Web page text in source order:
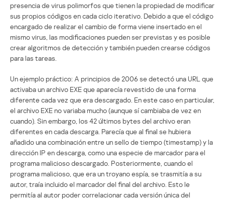
presencia de virus polimorfos que tienen la propiedad de modificar
sus propios códigos en cada ciclo iterativo. Debido a que el código
encargado de realizar el cambio de forma viene insertado en el
mismo virus, las modificaciones pueden ser previstas y es posible
crear algoritmos de detección y también pueden crearse códigos
para las tareas.
Un ejemplo práctico: A principios de 2006 se detectó una URL que
activaba un archivo EXE que aparecía revestido de una forma
diferente cada vez que era descargado. En este caso en particular,
el archivo EXE no variaba mucho (aunque sí cambiaba de vez en
cuando). Sin embargo, los 42 últimos bytes del archivo eran
diferentes en cada descarga. Parecía que al final se hubiera
añadido una combinación entre un sello de tiempo (timestamp) y la
dirección IP en descarga, como una especie de marcador para el
programa malicioso descargado. Posteriormente, cuando el
programa malicioso, que era un troyano espía, se trasmitía a su
autor, traía incluido el marcador del final del archivo. Esto le
permitía al autor poder correlacionar cada versión única del